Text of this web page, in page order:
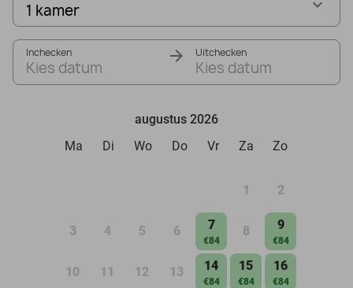
1 kamer
Inchecken
Kies datum
Uitchecken
Kies datum
augustus 2026
Ma
Di Wo Do Vr Za Zo
1 2
3 4 5 6 7
€84
8 9
€84
10 11 12 13 14
€84
15
€84
16
€84